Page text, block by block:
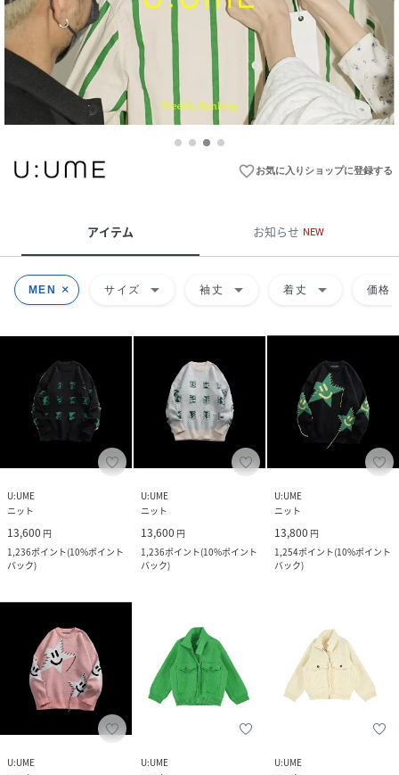
favorite_borderお気に入りショップに登録する
アイテム お知らせ NEW
MEN サイズ arrow_drop_down 袖丈 arrow_drop_down 着丈 arrow_drop_down 価格
U:UME
ニット
13,600 円
1,236ポイント(10%ポイント
バック)
U:UME
ニット
13,600 円
1,236ポイント(10%ポイント
バック)
U:UME
ニット
13,800 円
1,254ポイント(10%ポイント
バック)
U:UME
U:UME
U:UME